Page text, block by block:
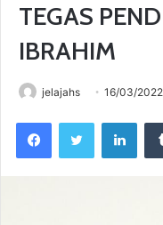
TEGAS
IBRAHIM
jelajahs 16/03/2022